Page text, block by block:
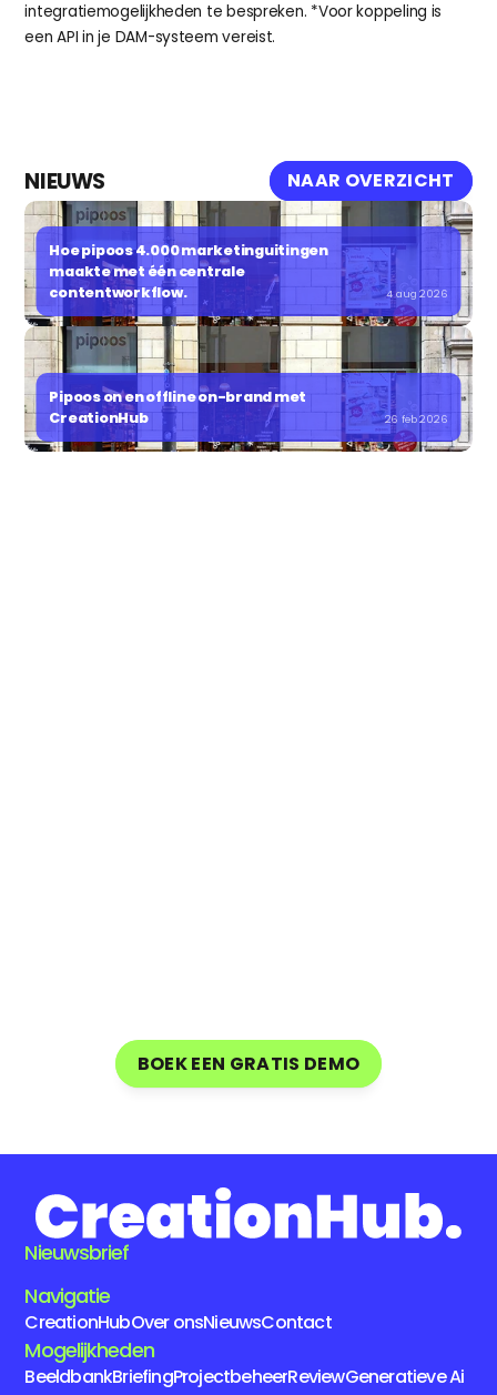
integratiemogelijkheden te bespreken. *Voor koppeling is
een API in je DAM-systeem vereist.
CreationHub'son-boardingteam
BOEK EEN GRATIS DEMO
BOEK EEN GRATIS DEMO
NIEUWS NAAR OVERZICHT
Hoe pipoos 4.000 marketinguitingen
maakte met één centrale
contentworkflow.
4 aug 2026
Pipoos on en offline on-brand met
CreationHub
26 feb 2026
Nieuwsbrief
Navigatie
CreationHubOver onsNieuwsContact
Mogelijkheden
BeeldbankBriefingProjectbeheerReviewGeneratieve Ai